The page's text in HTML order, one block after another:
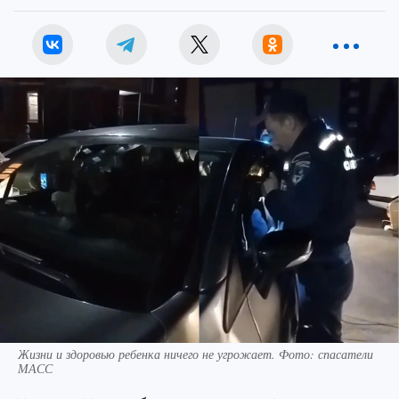
Жизни и здоровью ребенка ничего не угрожает. Фото: спасатели
МАСС